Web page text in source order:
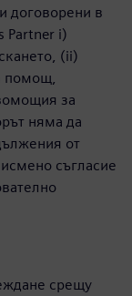
договорени в
Partner i)
(ii)
помощ,
за
няма да
от
съгласие
срещу